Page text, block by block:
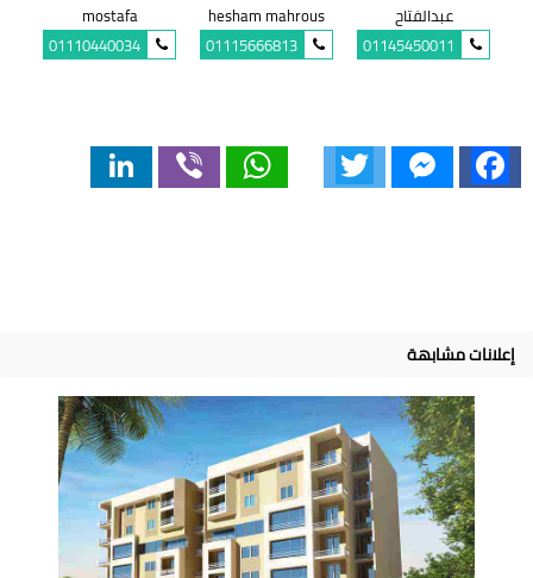
عبدالفتاح
01145450011
hesham mahrous
01115666813
mostafa
01110440034
Facebook
Messenger
WhatsApp
إعلانات مشابهة